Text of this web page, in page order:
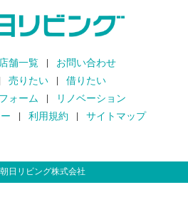
店舗一覧
お問い合わせ
売りたい
借りたい
ォーム
リノベーション
利用規約 サイトマップ
朝日リビング株式会社